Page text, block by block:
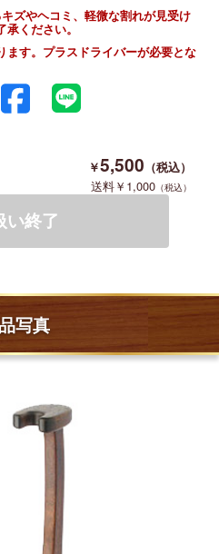
ズやヘコミ、軽微な割れが見受け
ください。
ます。プラスドライバーが必要とな
5,500
1,000
写真